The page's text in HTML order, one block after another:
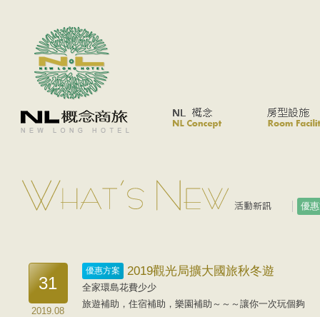
優
31
2019.08
優惠方案 2019觀光局擴大國旅秋冬遊
全家環島花費少少
旅遊補助，住宿補助，樂園補助～～～讓你一次玩個夠